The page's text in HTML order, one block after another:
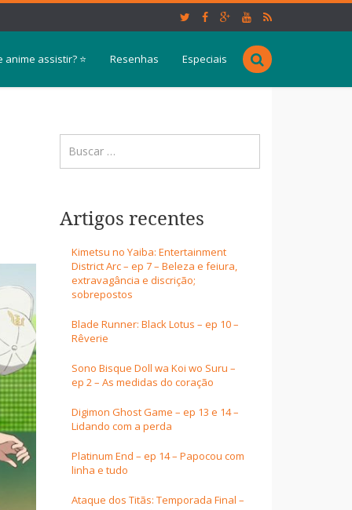
anime assistir? ⭐ Resenhas Especiais
Artigos recentes
Kimetsu no Yaiba: Entertainment
District Arc – ep 7 – Beleza e feiura,
extravagância e discrição;
sobrepostos
Blade Runner: Black Lotus – ep 10 –
Rêverie
Sono Bisque Doll wa Koi wo Suru –
ep 2 – As medidas do coração
Digimon Ghost Game – ep 13 e 14 –
Lidando com a perda
Platinum End – ep 14 – Papocou com
linha e tudo
Ataque dos Titãs: Temporada Final –